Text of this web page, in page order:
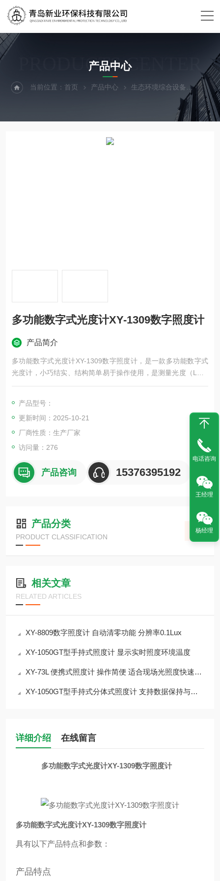
PRODUCTS CENTER
产品中心
当前位置：首页 产品中心 生态环境综合设备 照度计
多功能数字式光度计XY-1309数字照度计
产品简介
多功能数字式光度计XY-1309数字照度计，是一款多功能数字式
光度计，小巧结实、结构简单易于操作使用，是测量光度（LUX/
FC）的理想精确仪器。探测头由非常稳定、耐用的硅光敏二极管
正作用。内置的USB接口可将数据快速便捷地传输到电脑上进行
存储与分析。
产品型号：
更新时间：2025-10-21
厂商性质：生产厂家
访问量：276
产品咨询 15376395192
产品分类
PRODUCT CLASSIFICATION
相关文章
RELATED ARTICLES
XY-8809数字照度计 自动清零功能 分辨率0.1Lux
XY-1050GT型手持式照度计 显示实时照度环境温度
XY-73L 便携式照度计 操作简便 适合现场光照度快速测量与记录
XY-1050GT型手持式分体式照度计 支持数据保持与统计计算功能
详细介绍 在线留言
多功能数字式光度计XY-1309数字照度计
多功能数字式光度计XY-1309数字照度计
具有以下产品特点和参数：
产品特点
电话咨询
王经理
杨经理